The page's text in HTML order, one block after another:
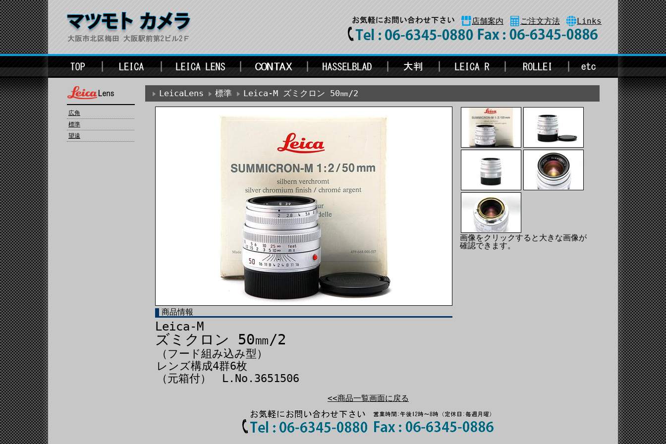
店舗案内 ご注文方法 Links
広角
標準
望遠
LeicaLens 標準 Leica-M ズミクロン 50㎜/2
商品情報
Leica-M
ズミクロン 50㎜/2
（フード組み込み型）
レンズ構成4群6枚
（元箱付） L.No.3651506
画像をクリックすると大きな画像が
確認できます。
<<商品一覧画面に戻る